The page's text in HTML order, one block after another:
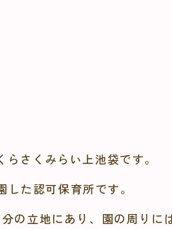
らさくみらい上池袋です。
した認可保育所です。
の立地にあり、園の周りに